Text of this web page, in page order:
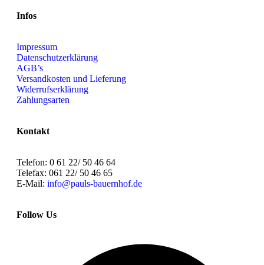
Infos
Impressum
Datenschutzerklärung
AGB’s
Versandkosten und Lieferung
Widerrufserklärung
Zahlungsarten
Kontakt
Telefon: 0 61 22/ 50 46 64
Telefax: 061 22/ 50 46 65
E-Mail: info@pauls-bauernhof.de
Follow Us